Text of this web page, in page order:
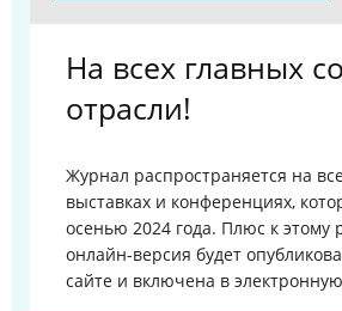
На всех главных
отрасли!
Журнал распространяется на
выставках и конференциях,
осенью 2024 года. Плюс к этому
онлайн-версия будет
сайте и включена в